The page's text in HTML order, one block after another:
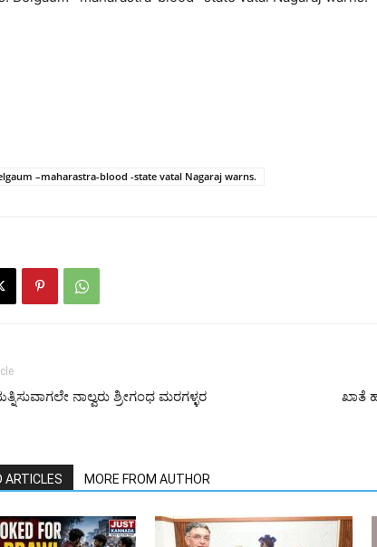
–maharastra-blood -state vatal Nagaraj warns.
ನಾಲ್ವರು ಶ್ರೀಗಂಧ ಮರಗಳ್ಳರ
ಖಾತೆ
ARTICLES MORE FROM AUTHOR